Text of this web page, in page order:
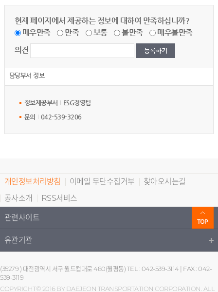
현재 페이지에서 제공하는 정보에 대하여 만족하십니까?
매우만족
만족 보통 불만족
매우불만족
의견
담당부서 정보
정보제공부서
ESG경영팀
문의
042-539-3206
개인정보처리방침 이메일 무단수집거부
찾아오시는길
공사소개
RSS서비스
관련사이트
유관기관
(35279 ) 대전광역시 서구 월드컵대로 480(월평동) TEL : 042-539-3114 | FAX : 042-
539-3119
COPYRIGHT© 2016 BY DAEJEON TRANSPORTATION CORPORATION. ALL